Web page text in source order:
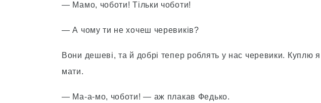
— Мамо, чоботи! Тільки чоботи!
— А чому ти не хочеш черевиків?
Вони дешеві, та й добрі тепер роблять у нас черевики. Куплю
мати.
— Ма-а-мо, чоботи! — аж плакав Федько.